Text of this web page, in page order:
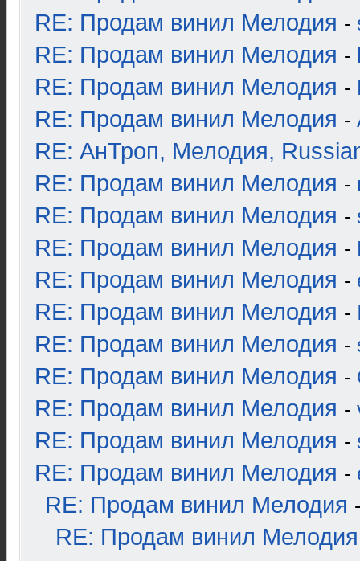
RE: Продам винил Мелодия -
RE: Продам винил Мелодия -
RE: Продам винил Мелодия -
RE: Продам винил Мелодия -
RE: АнТроп, Мелодия,
RE: Продам винил Мелодия -
RE: Продам винил Мелодия -
RE: Продам винил Мелодия -
RE: Продам винил Мелодия -
RE: Продам винил Мелодия -
RE: Продам винил Мелодия -
RE: Продам винил Мелодия -
RE: Продам винил Мелодия -
RE: Продам винил Мелодия -
RE: Продам винил Мелодия -
RE: Продам винил Мелодия
RE: Продам винил Мелодия